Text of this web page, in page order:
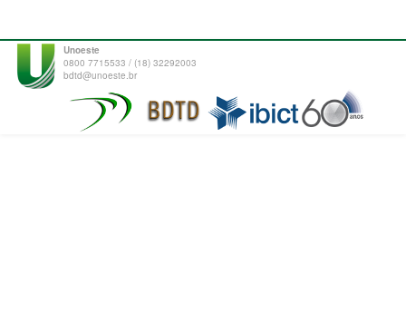
Unoeste
0800 7715533 / (18) 32292003
bdtd@unoeste.br